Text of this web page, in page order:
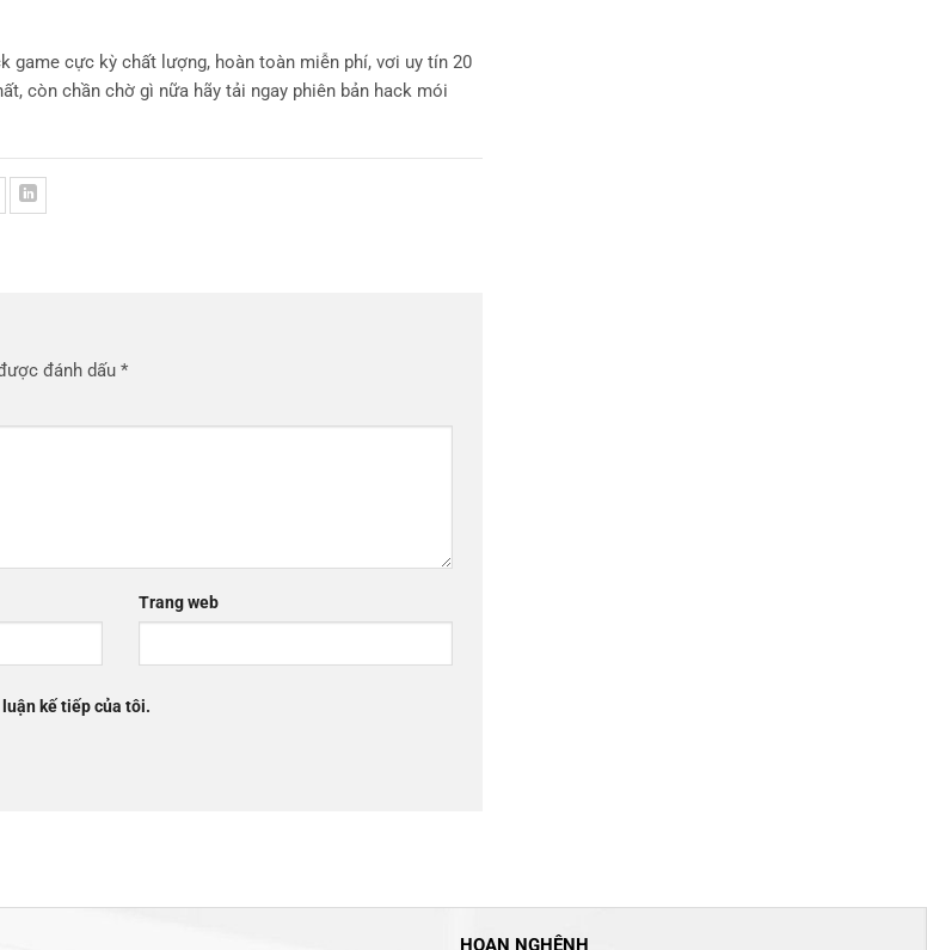
game cực kỳ chất lượng, hoàn toàn miễn phí, vơi uy tín 20
còn chần chờ gì nữa hãy tải ngay phiên bản hack mói
đánh dấu *
Trang web
kế tiếp của tôi.
HOAN NGHÊNH